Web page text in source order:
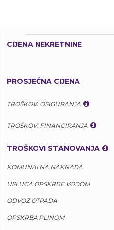
CIJENA NEKRETNINE
PROSJEČNA CIJENA
TROŠKOVI OSIGURANJA
TROŠKOVI FINANCIRANJA
TROŠKOVI STANOVANJA
KOMUNALNA NAKNADA
USLUGA OPSKRBE VODOM
ODVOZ OTPADA
OPSKRBA PLINOM